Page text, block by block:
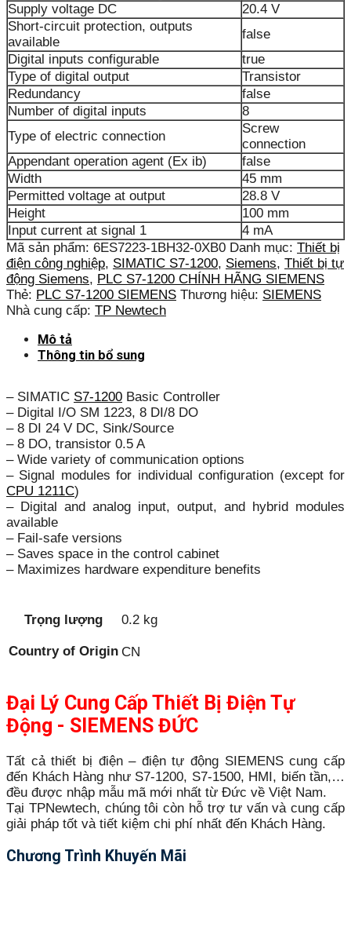
Supply voltage DC
20.4 V
Short-circuit protection, outputs
available
false
Digital inputs configurable
true
Type of digital output
Transistor
Redundancy
false
Number of digital inputs
8
Type of electric connection
Screw
connection
Appendant operation agent (Ex ib)
false
Width
45 mm
Permitted voltage at output
28.8 V
Height
100 mm
Input current at signal 1
4 mA
Mã sản phẩm: 6ES7223-1BH32-0XB0 Danh mục: Thiết bị
điện công nghiệp, SIMATIC S7-1200, Siemens, Thiết bị tự
động Siemens, PLC S7-1200 CHÍNH HÃNG SIEMENS
Thẻ: PLC S7-1200 SIEMENS Thương hiệu: SIEMENS
Nhà cung cấp: TP Newtech
Mô tả
Thông tin bổ sung
– SIMATIC S7-1200 Basic Controller
– Digital I/O SM 1223, 8 DI/8 DO
– 8 DI 24 V DC, Sink/Source
– 8 DO, transistor 0.5 A
– Wide variety of communication options
– Signal modules for individual configuration (except for
CPU 1211C)
– Digital and analog input, output, and hybrid modules
available
– Fail-safe versions
– Saves space in the control cabinet
– Maximizes hardware expenditure benefits
Trọng lượng 0.2 kg
Country of Origin CN
Đại Lý Cung Cấp Thiết Bị Điện Tự
Động - SIEMENS ĐỨC
Tất cả thiết bị điện – điện tự động SIEMENS cung cấp
đến Khách Hàng như S7-1200, S7-1500, HMI, biến tần,…
đều được nhập mẫu mã mới nhất từ Đức về Việt Nam.
Tại TPNewtech, chúng tôi còn hỗ trợ tư vấn và cung cấp
giải pháp tốt và tiết kiệm chi phí nhất đến Khách Hàng.
Chương Trình Khuyến Mãi